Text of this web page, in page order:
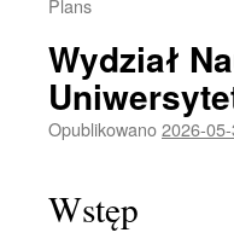
Plans
Wydział
Opublikowano2026-05-
Wstęp